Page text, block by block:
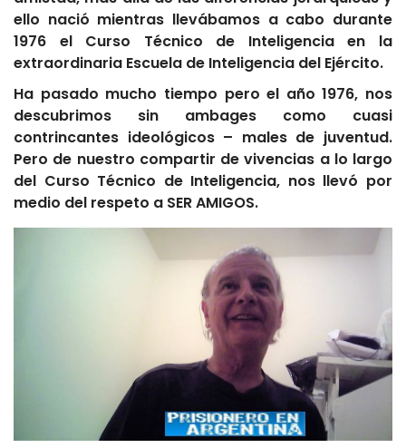
ello nació mientras llevábamos a cabo durante
1976 el Curso Técnico de Inteligencia en la
extraordinaria Escuela de Inteligencia del Ejército.
Ha pasado mucho tiempo pero el año 1976, nos
descubrimos sin ambages como cuasi
contrincantes ideológicos – males de juventud.
Pero de nuestro compartir de vivencias a lo largo
del Curso Técnico de Inteligencia, nos llevó por
medio del respeto a SER AMIGOS.